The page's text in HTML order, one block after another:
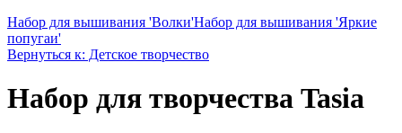
Набор для вышивания 'Волки'Набор для вышивания 'Яркие
попугаи'
Вернуться к: Детское творчество
Набор для творчества Tasia